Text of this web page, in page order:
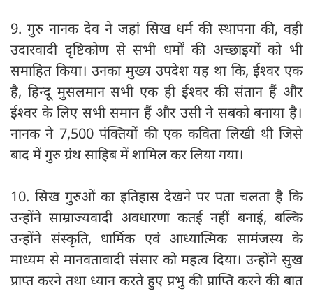
9. गुरु नानक देव ने जहां सिख धर्म की स्थापना की, वही
उदारवादी दृष्टिकोण से सभी धर्मों की अच्छाइयों को भी
समाहित किया। उनका मुख्य उपदेश यह था कि, ईश्वर एक
है, हिन्दू मुसलमान सभी एक ही ईश्वर की संतान हैं और
ईश्वर के लिए सभी समान हैं और उसी ने सबको बनाया है।
नानक ने 7,500 पंक्तियों की एक कविता लिखी थी जिसे
बाद में गुरु ग्रंथ साहिब में शामिल कर लिया गया।
10. सिख गुरुओं का इतिहास देखने पर पता चलता है कि
उन्होंने साम्राज्यवादी अवधारणा कतई नहीं बनाई, बल्कि
उन्होंने संस्कृति, धार्मिक एवं आध्यात्मिक सामंजस्य के
माध्यम से मानवतावादी संसार को महत्व दिया। उन्होंने सुख
प्राप्त करने तथा ध्यान करते हुए प्रभु की प्राप्ति करने की बात